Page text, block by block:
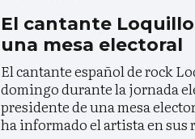
El cantante
una mesa electoral
El cantante español de rock
domingo durante la jornada
presidente de una mesa
ha informado el artista en sus